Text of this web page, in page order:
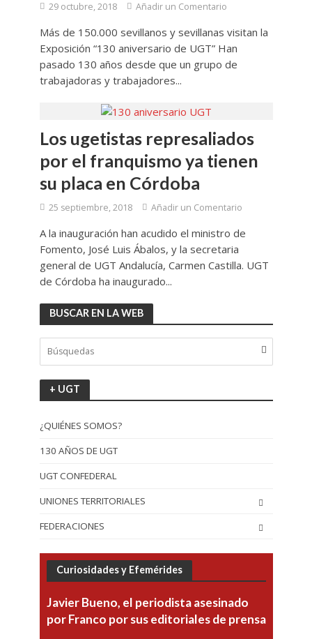
29 octubre, 2018 Añadir un Comentario
Más de 150.000 sevillanos y sevillanas visitan la
Exposición “130 aniversario de UGT” Han
pasado 130 años desde que un grupo de
trabajadoras y trabajadores...
Los ugetistas represaliados
por el franquismo ya tienen
su placa en Córdoba
25 septiembre, 2018 Añadir un Comentario
A la inauguración han acudido el ministro de
Fomento, José Luis Ábalos, y la secretaria
general de UGT Andalucía, Carmen Castilla. UGT
de Córdoba ha inaugurado...
BUSCAR EN LA WEB
+ UGT
¿QUIÉNES SOMOS?
130 AÑOS DE UGT
UGT CONFEDERAL
UNIONES TERRITORIALES
FEDERACIONES
Curiosidades y Efemérides
Javier Bueno, el periodista asesinado
por Franco por sus editoriales de prensa